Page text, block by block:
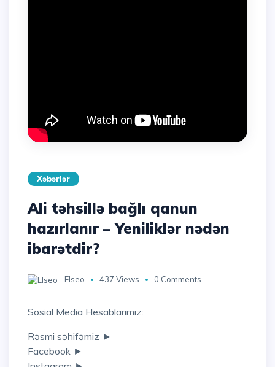
Xəbərlər
Ali təhsillə bağlı qanun
hazırlanır – Yeniliklər nədən
ibarətdir?
Elseo 437 Views 0 Comments
Sosial Media Hesablarımız:
Rəsmi səhifəmiz ►
Facebook ►